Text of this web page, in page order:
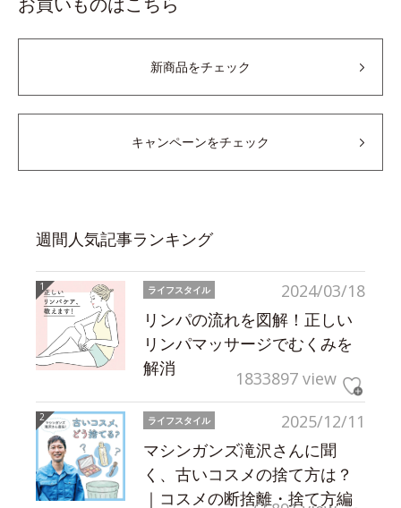
新商品をチェック
キャンペーンをチェック
週間人気記事ランキング
2024/03/18
ライフスタイル
リンパの流れを図解！正しい
リンパマッサージでむくみを
解消
1833897 view
2025/12/11
ライフスタイル
マシンガンズ滝沢さんに聞
く、古いコスメの捨て方は？
｜コスメの断捨離・捨て方編